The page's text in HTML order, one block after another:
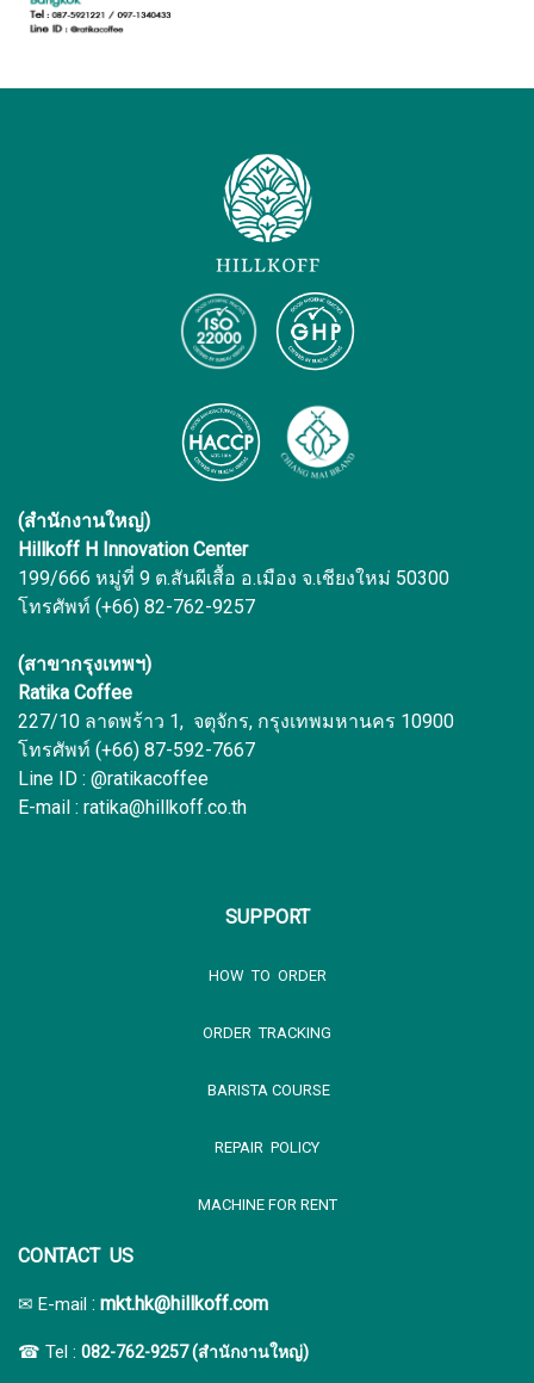
(สำนักงานใหญ่)
Hillkoff H Innovation Center
199/666 หมู่ที่ 9 ต.สันผีเสื้อ อ.เมือง จ.เชียงใหม่ 50300
โทรศัพท์ (+66) 82-762-9257
(สาขากรุงเทพฯ)
Ratika Coffee
227/10 ลาดพร้าว 1, จตุจักร, กรุงเทพมหานคร 10900
โทรศัพท์ (+66) 87-592-7667
Line ID : @ratikacoffee
E-mail : ratika@hillkoff.co.th
SUPPORT
HOW TO ORDER
ORDER TRACKING
BARISTA COURSE
REPAIR POLICY
MACHINE FOR RENT
CONTACT US
✉ E-mail : mkt.hk@hillkoff.com
☎ Tel : 082-762-9257 (สำนักงานใหญ่)